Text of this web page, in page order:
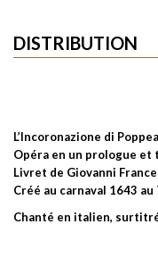
Direction musicale
Emiliano Gonzalez
Mathilde Étienne
Scénographie
Antoine Fontaine
DISTRIBUTION
Poppea
Adèle Charvet
Maximiliano Danta
L’Incoronazione di Poppea
Opéra en un prologue et
Livret de Giovanni
Créé au carnaval 1643
Chanté en italien,